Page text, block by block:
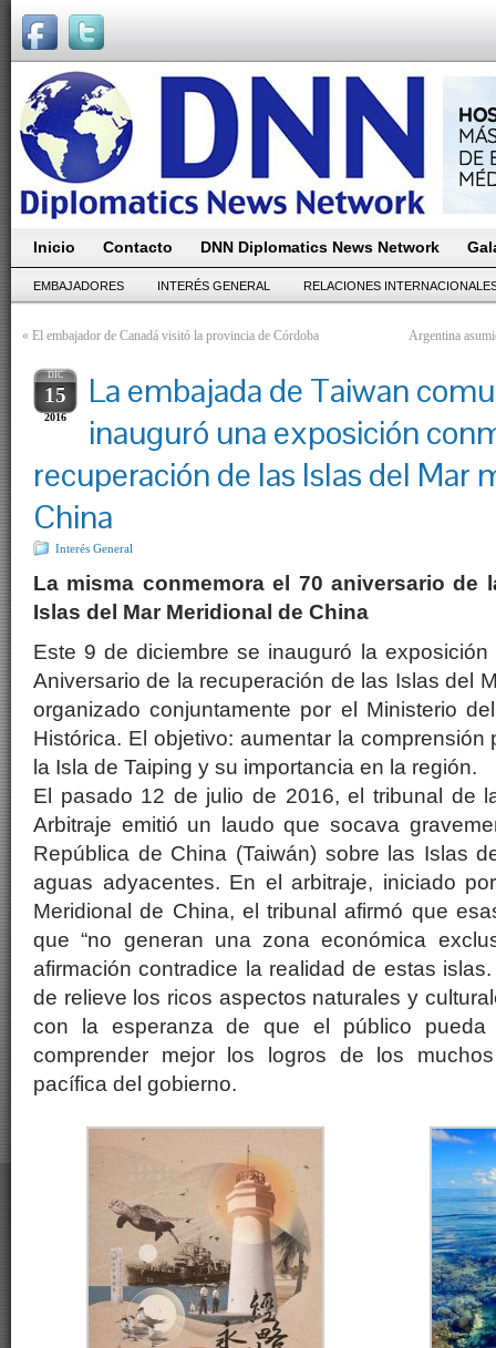
Inicio Contacto DNN Diplomatics News Network
EMBAJADORES INTERÉS GENERAL RELACIONES
« El embajador de Canadá visitó la provincia de Córdoba Argentina
DIC
15
2016
La embajada de Taiwan
inauguró una exposición
recuperación de las Islas del Mar
China
Interés General
La misma conmemora el 70 aniversario de
Islas del Mar Meridional de China
Este 9 de diciembre se inauguró la
Aniversario de la recuperación de las Islas del
organizado conjuntamente por el Ministerio
Histórica. El objetivo: aumentar la comprensión
la Isla de Taiping y su importancia en la región.
El pasado 12 de julio de 2016, el tribunal de
Arbitraje emitió un laudo que socava
República de China (Taiwán) sobre las Islas
aguas adyacentes. En el arbitraje, iniciado
Meridional de China, el tribunal afirmó que
que “no generan una zona económica
afirmación contradice la realidad de estas
de relieve los ricos aspectos naturales y
con la esperanza de que el público pueda
comprender mejor los logros de los
pacífica del gobierno.